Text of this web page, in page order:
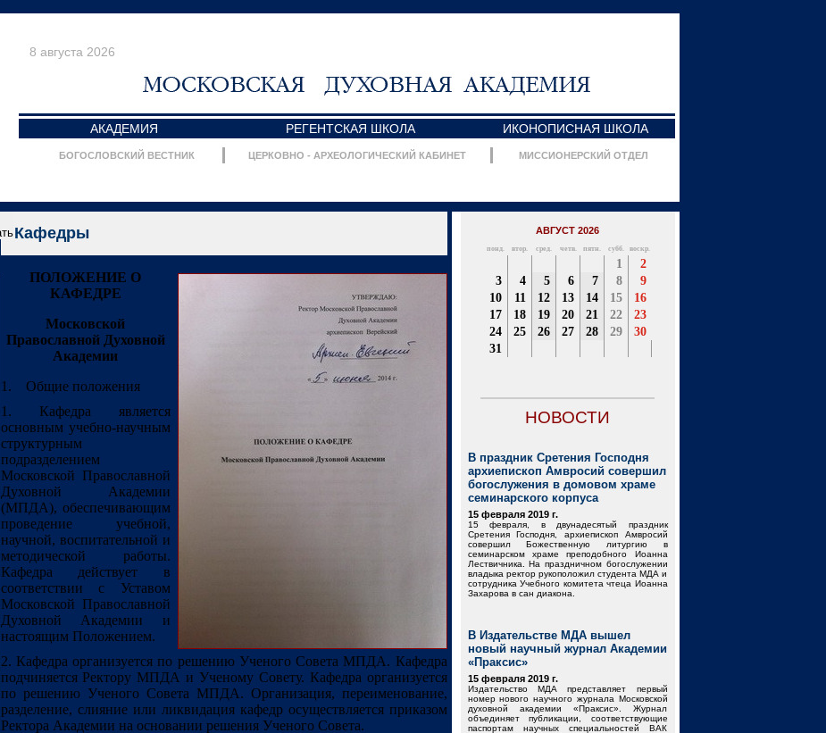
8 августа 2026
АКАДЕМИЯ РЕГЕНТСКАЯ ШКОЛА ИКОНОПИСНАЯ ШКОЛА
БОГОСЛОВСКИЙ ВЕСТНИК ЦЕРКОВНО - АРХЕОЛОГИЧЕСКИЙ КАБИНЕТ МИССИОНЕРСКИЙ ОТДЕЛ
Кафедры
ПОЛОЖЕНИЕ О
КАФЕДРЕ
Московской
Православной Духовной
Академии
1. Общие положения
1. Кафедра является
основным учебно-научным
структурным
подразделением
Московской Православной
Духовной Академии
(МПДА), обеспечивающим
проведение учебной,
научной, воспитательной и
методической работы.
Кафедра действует в
соответствии с Уставом
Московской Православной
Духовной Академии и
настоящим Положением.
2. Кафедра организуется по решению Ученого Совета МПДА. Кафедра
подчиняется Ректору МПДА и Ученому Совету. Кафедра организуется
по решению Ученого Совета МПДА. Организация, переименование,
разделение, слияние или ликвидация кафедр осуществляется приказом
Ректора Академии на основании решения Ученого Совета.
АВГУСТ 2026
понд. втор. сред. четв. пятн. субб. воскр.
1
2
3
4 5 6 7 8
9
10
11 12 13 14 15
16
17
18 19 20 21 22
23
24
25 26 27 28 29
30
31
НОВОСТИ
В праздник Сретения Господня
архиепископ Амвросий совершил
богослужения в домовом храме
семинарского корпуса
15 февраля 2019 г.
15 февраля, в двунадесятый праздник
Сретения Господня, архиепископ Амвросий
совершил Божественную литургию в
семинарском храме преподобного Иоанна
Лествичника. На праздничном богослужении
владыка ректор рукоположил студента МДА и
сотрудника Учебного комитета чтеца Иоанна
Захарова в сан диакона.
В Издательстве МДА вышел
новый научный журнал Академии
«Праксис»
15 февраля 2019 г.
Издательство МДА представляет первый
номер нового научного журнала Московской
духовной академии «Праксис». Журнал
объединяет публикации, соответствующие
паспортам научных специальностей ВАК